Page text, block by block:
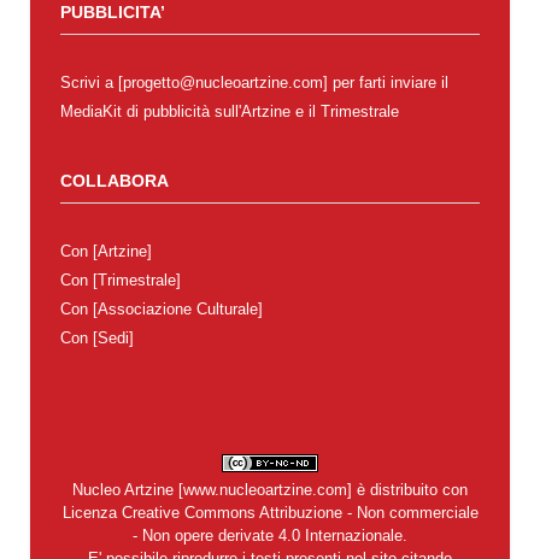
PUBBLICITA’
Scrivi a [progetto@nucleoartzine.com] per farti inviare il
MediaKit di pubblicità sull'Artzine e il Trimestrale
COLLABORA
Con [Artzine]
Con [Trimestrale]
Con [Associazione Culturale]
Con [Sedi]
Nucleo Artzine [www.nucleoartzine.com] è distribuito con
Licenza Creative Commons Attribuzione - Non commerciale
- Non opere derivate 4.0 Internazionale